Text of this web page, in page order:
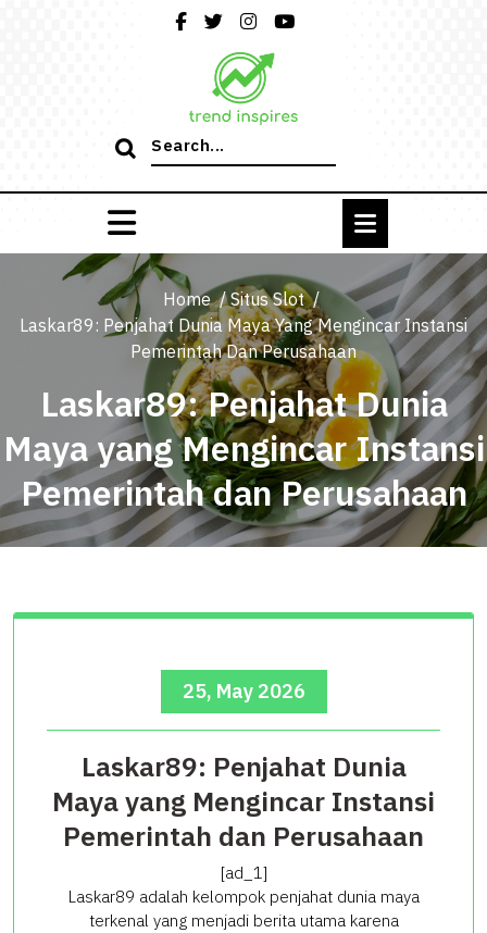
Search
for:
Home/Situs Slot/
Laskar89: Penjahat Dunia Maya Yang Mengincar Instansi
Pemerintah Dan Perusahaan
Laskar89: Penjahat Dunia
Maya yang Mengincar Instansi
Pemerintah dan Perusahaan
25, May 2026
Laskar89: Penjahat Dunia
Maya yang Mengincar Instansi
Pemerintah dan Perusahaan
[ad_1]
Laskar89 adalah kelompok penjahat dunia maya
terkenal yang menjadi berita utama karena